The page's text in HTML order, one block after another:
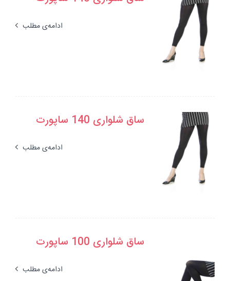
ادامه‌ی مطلب
ساق شلواری 140 ساپورت
ادامه‌ی مطلب
ساق شلواری 100 ساپورت
ادامه‌ی مطلب